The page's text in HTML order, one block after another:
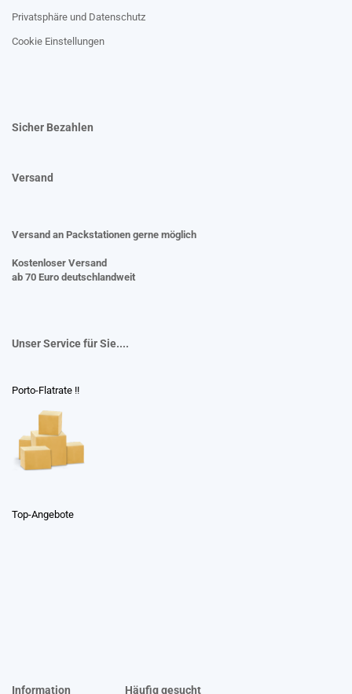
Privatsphäre und Datenschutz
Cookie Einstellungen
Sicher Bezahlen
Versand
Versand an Packstationen gerne möglich
Kostenloser Versand
ab 70 Euro deutschlandweit
Unser Service für Sie....
Porto-Flatrate !!
Top-Angebote
Information Häufig gesucht